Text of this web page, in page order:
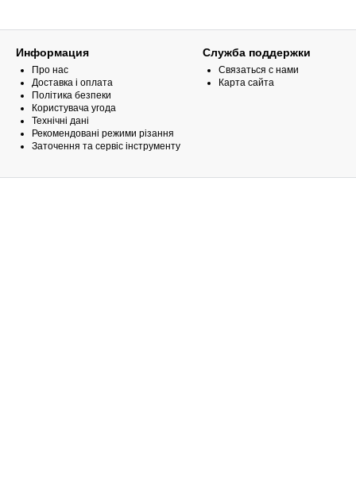
Информация
Про нас
Доставка і оплата
Політика безпеки
Користувача угода
Технічні дані
Рекомендовані режими різання
Заточення та сервіс інструменту
Служба поддержки
Связаться с нами
Карта сайта